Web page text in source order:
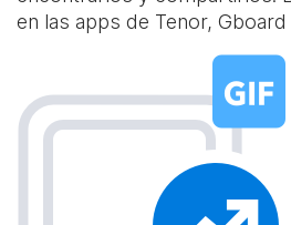
en las apps de Tenor,